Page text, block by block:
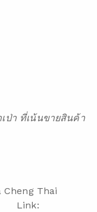
ป่า ที่เน้นขายสินค้า
Cheng Thai